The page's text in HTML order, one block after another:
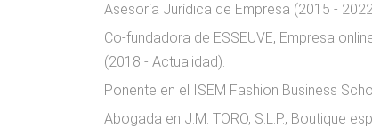
Asesoría Jurídica de Empresa (2015 -
Co-fundadora de ESSEUVE, Empresa
(2018 - Actualidad).
Ponente en el ISEM Fashion Business
Abogada en J.M. TORO, S.L.P., Boutique